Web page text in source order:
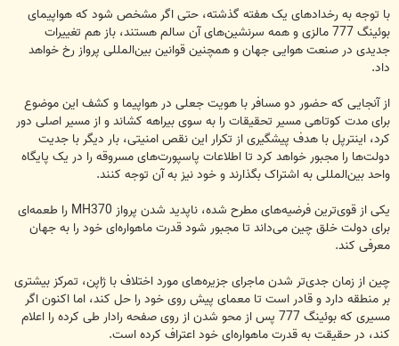
با توجه به رخدادهای یک هفته گذشته، حتی اگر مشخص شود که هواپیمای
بوئینگ 777 مالزی و همه سرنشین‌های آن سالم هستند، باز هم تغییرات
جدیدی در صنعت هوایی جهان و همچنین قوانین بین‌المللی پرواز رخ خواهد
داد.
از آنجایی که حضور دو مسافر با هویت جعلی در هواپیما و کشف این موضوع
برای مدت کوتاهی مسیر تحقیقات را به سوی بیراهه کشاند و از مسیر اصلی دور
کرد، اینترپل با هدف پیشگیری از تکرار این نقص امنیتی، بار دیگر با جدیت
دولت‌ها را مجبور خواهد کرد تا اطلاعات پاسپورت‌های مسروقه را در یک پایگاه
واحد بین‌المللی به اشتراک بگذارند و خود نیز به آن توجه کنند.
یکی از قوی‌ترین فرضیه‌های مطرح شده، ناپدید شدن پرواز MH370 را طعمه‌ای
برای دولت خلق چین می‌داند تا مجبور شود قدرت ماهواره‌ای خود را به جهان
معرفی کند.
چین از زمان جدی‌تر شدن ماجرای جزیره‌های مورد اختلاف با ژاپن، تمرکز بیشتری
بر منطقه دارد و قادر است تا معمای پیش روی خود را حل کند، اما اکنون اگر
مسیری که بوئینگ 777 پس از محو شدن از روی صفحه رادار طی کرده را اعلام
کند، در حقیقت به قدرت ماهواره‌ای خود اعتراف کرده است.